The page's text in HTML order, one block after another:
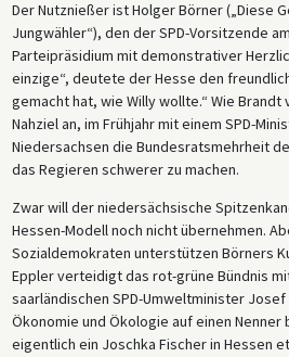
Der Nutznießer ist Holger Börner („Diese
Jungwähler“), den der SPD-Vorsitzende
Parteipräsidium mit demonstrativer
einzige“, deutete der Hesse den
gemacht hat, wie Willy wollte.“ Wie Brandt
Nahziel an, im Frühjahr mit einem SPD-
Niedersachsen die Bundesratsmehrheit
das Regieren schwerer zu machen.
Zwar will der niedersächsische
Hessen-Modell noch nicht übernehmen.
Sozialdemokraten unterstützen Börners
Eppler verteidigt das rot-grüne Bündnis
saarländischen SPD-Umweltminister
Ökonomie und Ökologie auf einen Nenner
eigentlich ein Joschka Fischer in Hessen